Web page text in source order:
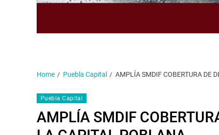
Home Puebla Capital AMPLÍA SMDIF COBERTURA DE
Puebla Capital
AMPLÍA SMDIF